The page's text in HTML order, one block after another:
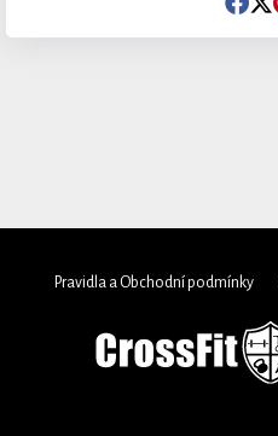
Pravidla a Obchodní podmínky